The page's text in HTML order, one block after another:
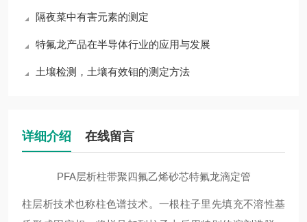
隔夜菜中有害元素的测定
特氟龙产品在半导体行业的应用与发展
土壤检测，土壤有效钼的测定方法
详细介绍 在线留言
PFA层析柱带聚四氟乙烯砂芯特氟龙滴定管
柱层析技术也称柱色谱技术。一根柱子里先填充不溶性基